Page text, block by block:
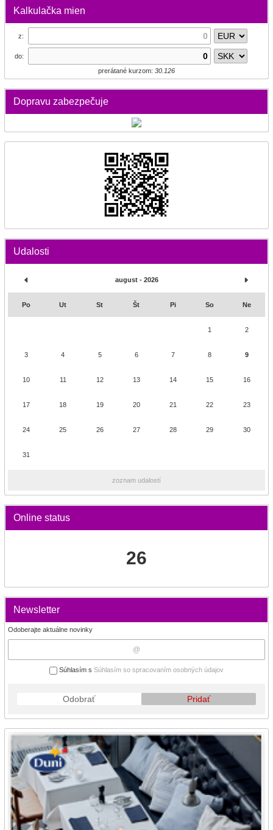
Kalkulačka mien
z:
do:
prerátané kurzom: 30.126
Dopravu zabezpečuje
Udalosti
august - 2026
Po Ut St Št Pi So Ne
1 2
3 4 5 6 7 8 9
10 11 12 13 14 15 16
17 18 19 20 21 22 23
24 25 26 27 28 29 30
31
zoznam udalostí
Online status
26
Newsletter
Odoberajte aktuálne novinky
Súhlasím s Súhlasím so spracovaním osobných údajov
Odobrať Pridať